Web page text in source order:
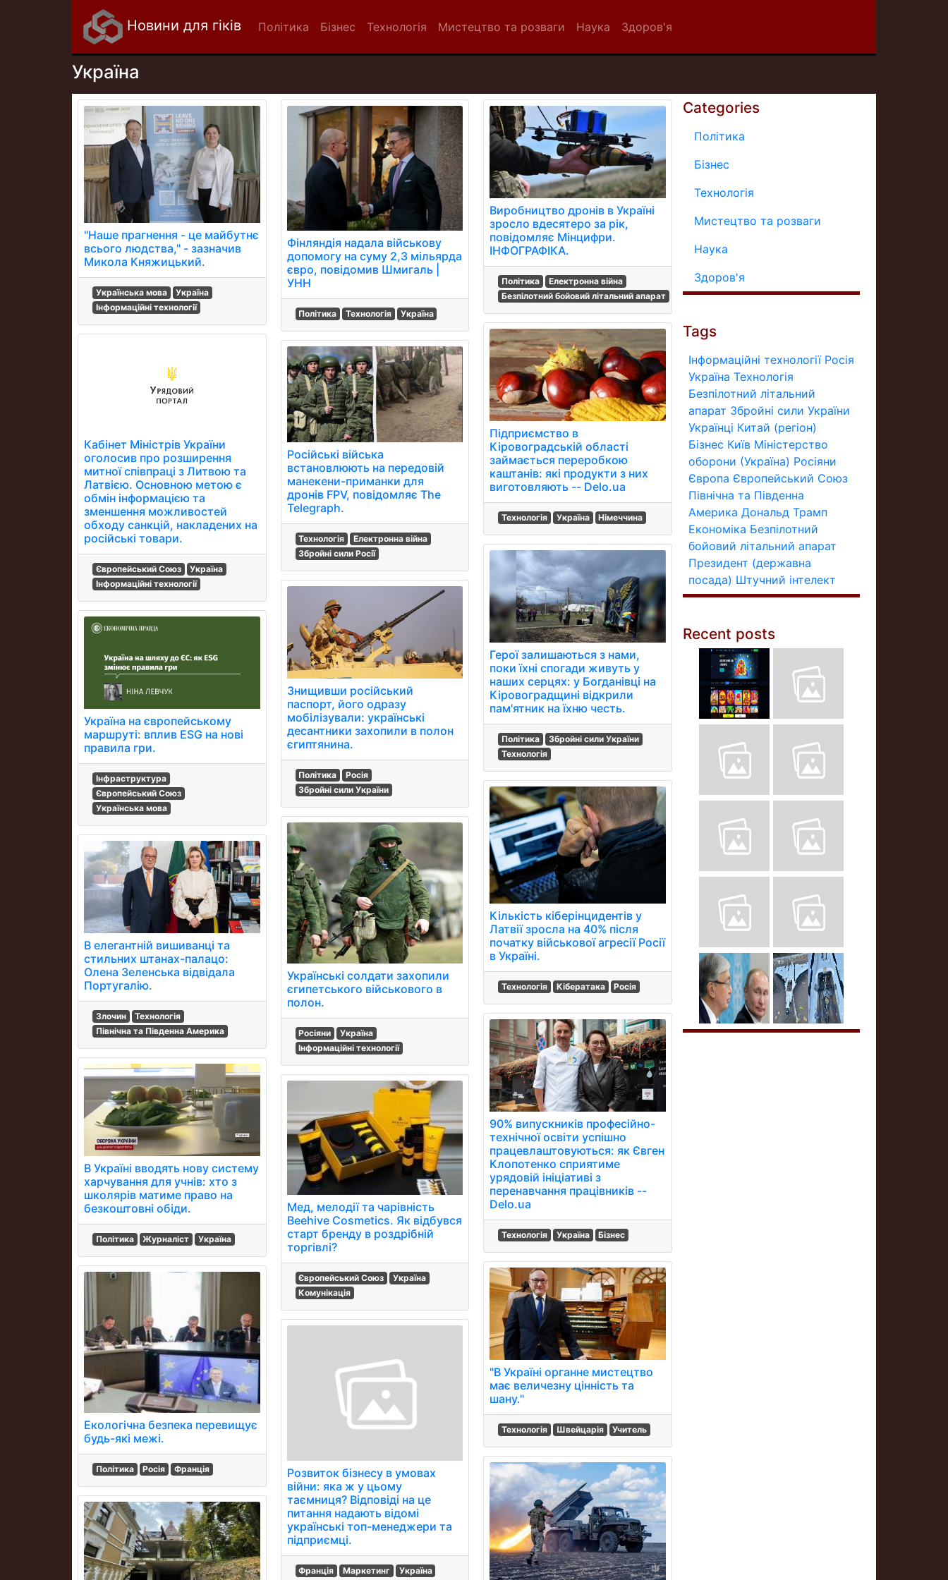
Новини для гіків Політика Бізнес Технологія Мистецтво та розваги Наука Здоров'я
Україна
"Наше прагнення - це майбутнє
всього людства," - зазначив
Микола Княжицький.
Українська мова
Україна
Інформаційні технології
Кабінет Міністрів України
оголосив про розширення
митної співпраці з Литвою та
Латвією. Основною метою є
обмін інформацією та
зменшення можливостей
обходу санкцій, накладених на
російські товари.
Європейський Союз
Україна
Інформаційні технології
Україна на європейському
маршруті: вплив ESG на нові
правила гри.
Інфраструктура
Європейський Союз
Українська мова
В елегантній вишиванці та
стильних штанах-палацо:
Олена Зеленська відвідала
Португалію.
Злочин
Технологія
Північна та Південна Америка
В Україні вводять нову систему
харчування для учнів: хто з
школярів матиме право на
безкоштовні обіди.
Політика Журналіст Україна
Екологічна безпека перевищує
будь-які межі.
Політика Росія Франція
Фінляндія надала військову
допомогу на суму 2,3 мільярда
євро, повідомив Шмигаль |
УНН
Політика Технологія Україна
Російські війська
встановлюють на передовій
манекени-приманки для
дронів FPV, повідомляє The
Telegraph.
Технологія
Електронна війна
Збройні сили Росії
Знищивши російський
паспорт, його одразу
мобілізували: українські
десантники захопили в полон
єгиптянина.
Політика
Росія
Збройні сили України
Українські солдати захопили
єгипетського військового в
полон.
Росіяни
Україна
Інформаційні технології
Мед, мелодії та чарівність
Beehive Cosmetics. Як відбувся
старт бренду в роздрібній
торгівлі?
Європейський Союз
Україна
Комунікація
Розвиток бізнесу в умовах
війни: яка ж у цьому
таємниця? Відповіді на це
питання надають відомі
українські топ-менеджери та
підприємці.
Франція Маркетинг Україна
Виробництво дронів в Україні
зросло вдесятеро за рік,
повідомляє Мінцифри.
ІНФОГРАФІКА.
Політика
Електронна війна
Безпілотний бойовий літальний апарат
Підприємство в
Кіровоградській області
займається переробкою
каштанів: які продукти з них
виготовляють -- Delo.ua
Технологія Україна Німеччина
Герої залишаються з нами,
поки їхні спогади живуть у
наших серцях: у Богданівці на
Кіровоградщині відкрили
пам'ятник на їхню честь.
Політика
Збройні сили України
Технологія
Кількість кіберінцидентів у
Латвії зросла на 40% після
початку військової агресії Росії
в Україні.
Технологія Кібератака Росія
90% випускників професійно-
технічної освіти успішно
працевлаштовуються: як Євген
Клопотенко сприятиме
урядовій ініціативі з
перенавчання працівників --
Delo.ua
Технологія Україна Бізнес
"В Україні органне мистецтво
має величезну цінність та
шану."
Технологія Швейцарія Учитель
Categories
Політика
Бізнес
Технологія
Мистецтво та розваги
Наука
Здоров'я
Tags
Інформаційні технології Росія
Україна Технологія
Безпілотний літальний
апарат Збройні сили України
Українці Китай (регіон)
Бізнес Київ Міністерство
оборони (Україна) Росіяни
Європа Європейський Союз
Північна та Південна
Америка Дональд Трамп
Економіка Безпілотний
бойовий літальний апарат
Президент (державна
посада) Штучний інтелект
Recent posts